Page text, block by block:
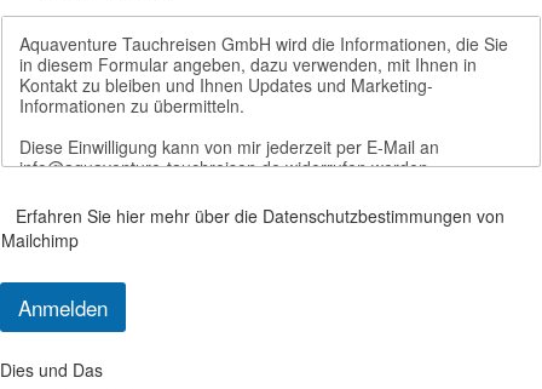
Aquaventure Tauchreisen GmbH wird die Informationen, die Sie
in diesem Formular angeben, dazu verwenden, mit Ihnen in
Kontakt zu bleiben und Ihnen Updates und Marketing-
Informationen zu übermitteln.
Diese Einwilligung kann von mir jederzeit per E-Mail an
info@aquaventure-tauchreisen.de widerrufen werden.
Wir nutzen den Dienst Mailchimp für die Newsletter Verwaltung.
Die E-Mail Adresse und weitere Informationen werden bei diesem
Anbieter gespeichert.
Erfahren Sie hier mehr über die Datenschutzbestimmungen von
Mailchimp
Anmelden
Dies und Das